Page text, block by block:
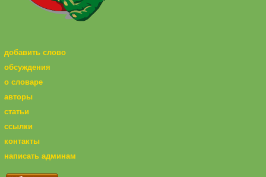
добавить слово
обсуждения
о словаре
авторы
статьи
ссылки
контакты
написать админам